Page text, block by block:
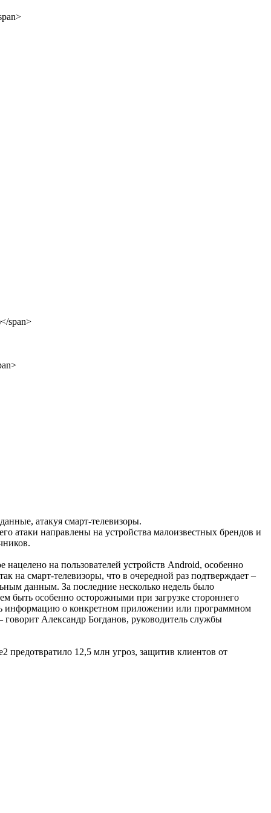
атакуя смарт-телевизоры.
атаки направлены на устройства малоизвестных брендов и
на пользователей устройств Android, особенно
на смарт-телевизоры, что в очередной раз подтверждает –
данным. За последние несколько недель было
быть особенно осторожными при загрузке стороннего
информацию о конкретном приложении или программном
Александр Богданов, руководитель службы
предотвратило 12,5 млн угроз, защитив клиентов от